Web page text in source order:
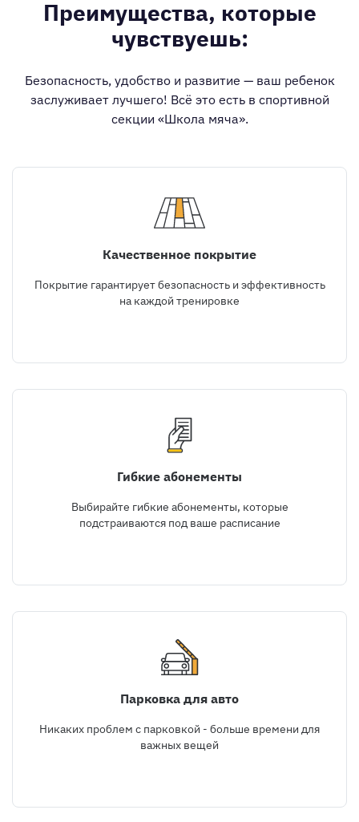
Преимущества, которые
чувствуешь:
Безопасность, удобство и развитие — ваш ребенок
заслуживает лучшего! Всё это есть в спортивной
секции «Школа мяча».
Качественное покрытие
Покрытие гарантирует безопасность и эффективность
на каждой тренировке
Гибкие абонементы
Выбирайте гибкие абонементы, которые
подстраиваются под ваше расписание
Парковка для авто
Никаких проблем с парковкой - больше времени для
важных вещей